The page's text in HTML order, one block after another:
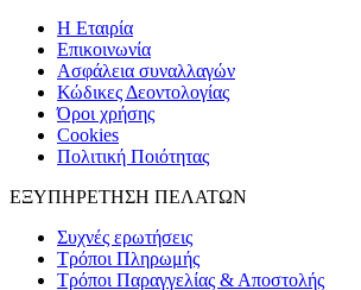
H Εταιρία
Eπικοινωνία
Ασφάλεια συναλλαγών
Κώδικες Δεοντολογίας
Όροι χρήσης
Cookies
Πολιτική Ποιότητας
ΕΞΥΠΗΡΕΤΗΣΗ ΠΕΛΑΤΩΝ
Συχνές ερωτήσεις
Τρόποι Πληρωμής
Τρόποι Παραγγελίας & Αποστολής